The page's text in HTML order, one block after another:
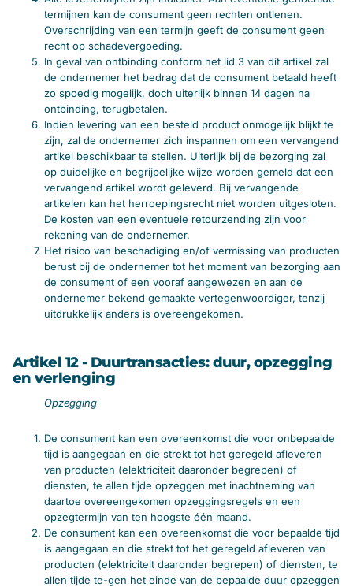
termijnen kan de consument geen rechten ontlenen.
Overschrijding van een termijn geeft de consument geen
recht op schadevergoeding.
In geval van ontbinding conform het lid 3 van dit artikel zal
de ondernemer het bedrag dat de consument betaald heeft
zo spoedig mogelijk, doch uiterlijk binnen 14 dagen na
ontbinding, terugbetalen.
Indien levering van een besteld product onmogelijk blijkt te
zijn, zal de ondernemer zich inspannen om een vervangend
artikel beschikbaar te stellen. Uiterlijk bij de bezorging zal
op duidelijke en begrijpelijke wijze worden gemeld dat een
vervangend artikel wordt geleverd. Bij vervangende
artikelen kan het herroepingsrecht niet worden uitgesloten.
De kosten van een eventuele retourzending zijn voor
rekening van de ondernemer.
Het risico van beschadiging en/of vermissing van producten
berust bij de ondernemer tot het moment van bezorging aan
de consument of een vooraf aangewezen en aan de
ondernemer bekend gemaakte vertegenwoordiger, tenzij
uitdrukkelijk anders is overeengekomen.
Artikel 12 - Duurtransacties: duur, opzegging
en verlenging
Opzegging
De consument kan een overeenkomst die voor onbepaalde
tijd is aangegaan en die strekt tot het geregeld afleveren
van producten (elektriciteit daaronder begrepen) of
diensten, te allen tijde opzeggen met inachtneming van
daartoe overeengekomen opzeggingsregels en een
opzegtermijn van ten hoogste één maand.
De consument kan een overeenkomst die voor bepaalde tijd
is aangegaan en die strekt tot het geregeld afleveren van
producten (elektriciteit daaronder begrepen) of diensten, te
allen tijde te-gen het einde van de bepaalde duur opzeggen